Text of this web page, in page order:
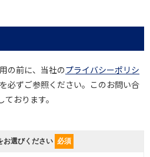
の前に、当社のプライバシーポリシ
を必ずご参照ください。このお問い合
おります。
お選びください 必須